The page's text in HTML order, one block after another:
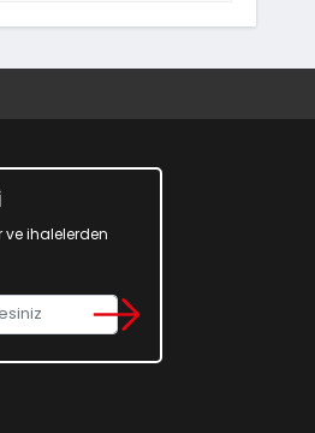
ihalelerden